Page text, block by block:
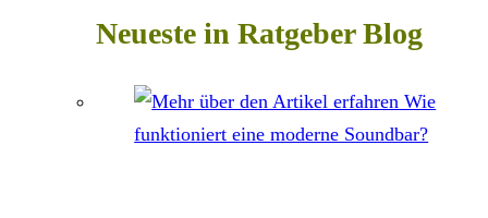
Neueste in Ratgeber Blog